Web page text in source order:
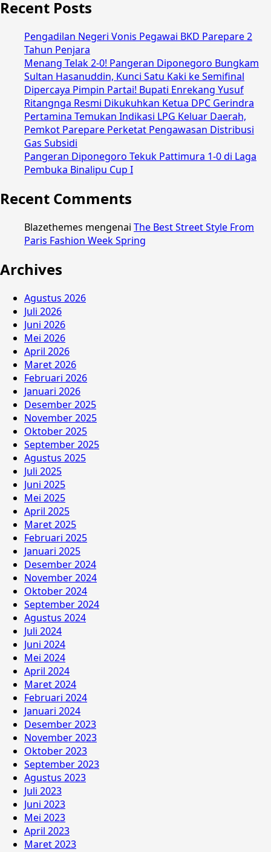
Recent Posts
Pengadilan Negeri Vonis Pegawai BKD Parepare 2
Tahun Penjara
Menang Telak 2-0! Pangeran Diponegoro Bungkam
Sultan Hasanuddin, Kunci Satu Kaki ke Semifinal
Dipercaya Pimpin Partai! Bupati Enrekang Yusuf
Ritangnga Resmi Dikukuhkan Ketua DPC Gerindra
Pertamina Temukan Indikasi LPG Keluar Daerah,
Pemkot Parepare Perketat Pengawasan Distribusi
Gas Subsidi
Pangeran Diponegoro Tekuk Pattimura 1-0 di Laga
Pembuka Binalipu Cup I
Recent Comments
Blazethemes mengenai The Best Street Style From
Paris Fashion Week Spring
Archives
Agustus 2026
Juli 2026
Juni 2026
Mei 2026
April 2026
Maret 2026
Februari 2026
Januari 2026
Desember 2025
November 2025
Oktober 2025
September 2025
Agustus 2025
Juli 2025
Juni 2025
Mei 2025
April 2025
Maret 2025
Februari 2025
Januari 2025
Desember 2024
November 2024
Oktober 2024
September 2024
Agustus 2024
Juli 2024
Juni 2024
Mei 2024
April 2024
Maret 2024
Februari 2024
Januari 2024
Desember 2023
November 2023
Oktober 2023
September 2023
Agustus 2023
Juli 2023
Juni 2023
Mei 2023
April 2023
Maret 2023